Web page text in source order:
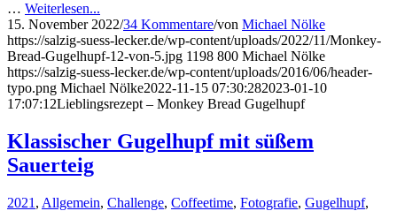
… Weiterlesen...
15. November 2022/34 Kommentare/von Michael Nölke
https://salzig-suess-lecker.de/wp-content/uploads/2022/11/Monkey-
Bread-Gugelhupf-12-von-5.jpg 1198 800 Michael Nölke
https://salzig-suess-lecker.de/wp-content/uploads/2016/06/header-
typo.png Michael Nölke2022-11-15 07:30:282023-01-10
17:07:12Lieblingsrezept – Monkey Bread Gugelhupf
Klassischer Gugelhupf mit süßem
Sauerteig
2021 , Allgemein, Challenge, Coffeetime, Fotografie, Gugelhupf,